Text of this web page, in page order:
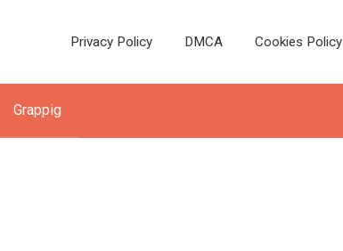
Privacy Policy DMCA Cookies Policy
Grappig